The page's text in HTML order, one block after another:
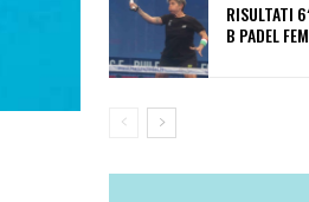
RISULTATI
B PADEL